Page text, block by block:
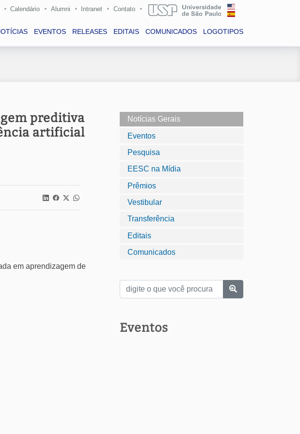
Calendário Alumni Intranet Contato
EVENTOS RELEASES EDITAIS COMUNICADOS LOGOTIPOS
preditiva
artificial
em aprendizagem de
Notícias Gerais
Eventos
Pesquisa
EESC na Mídia
Prêmios
Vestibular
Transferência
Editais
Comunicados
Eventos